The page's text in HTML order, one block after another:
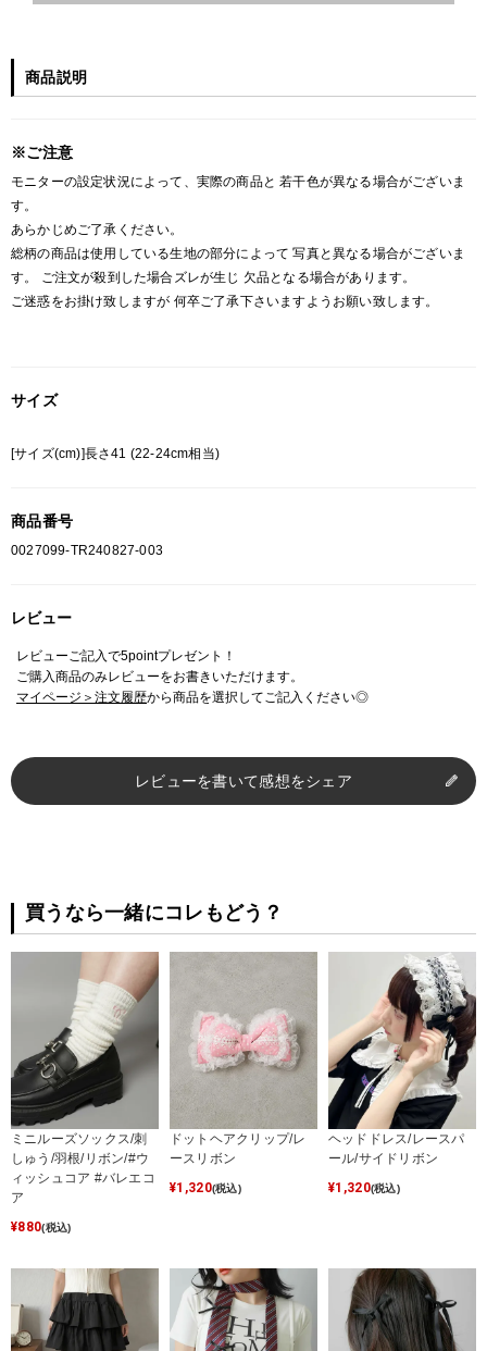
商品説明
※ご注意
モニターの設定状況によって、実際の商品と 若干色が異なる場合がございま
す。
あらかじめご了承ください。
総柄の商品は使用している生地の部分によって 写真と異なる場合がございま
す。 ご注文が殺到した場合ズレが生じ 欠品となる場合があります。
ご迷惑をお掛け致しますが 何卒ご了承下さいますようお願い致します。
サイズ
[サイズ(cm)]長さ41 (22-24cm相当)
商品番号
0027099-TR240827-003
レビュー
レビューご記入で5pointプレゼント！
ご購入商品のみレビューをお書きいただけます。
マイページ＞注文履歴から商品を選択してご記入ください◎
レビューを書いて感想をシェア
買うなら一緒にコレもどう？
ミニルーズソックス/刺
しゅう/羽根/リボン/#ウ
ィッシュコア #バレエコ
ア
¥880(税込)
ドットヘアクリップ/レ
ースリボン
¥1,320(税込)
ヘッドドレス/レースパ
ール/サイドリボン
¥1,320(税込)